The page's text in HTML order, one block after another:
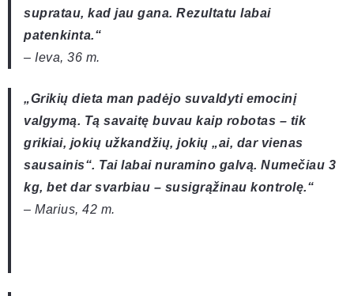
supratau, kad jau gana. Rezultatu labai
patenkinta.“
– Ieva, 36 m.
„Grikių dieta man padėjo suvaldyti emocinį
valgymą. Tą savaitę buvau kaip robotas – tik
grikiai, jokių užkandžių, jokių „ai, dar vienas
sausainis“. Tai labai nuramino galvą. Numečiau 3
kg, bet dar svarbiau – susigrąžinau kontrolę.“
– Marius, 42 m.